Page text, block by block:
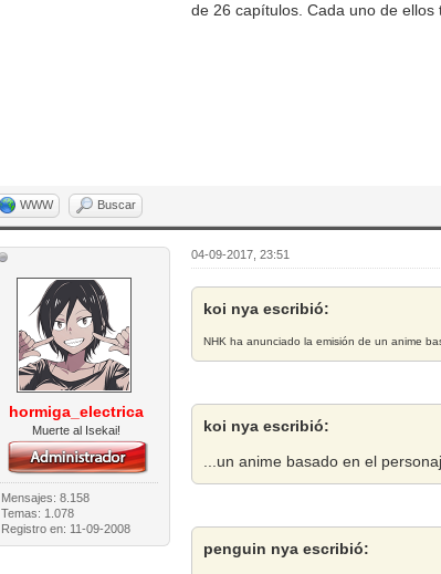
de 26 capítulos. Cada uno de
WWW Buscar
hormiga_electrica
Muerte al Isekai!
Mensajes: 8.158
Temas: 1.078
Registro en: 11-09-2008
04-09-2017, 23:51
koi nya escribió:
NHK ha anunciado la emisión de un anime
koi nya escribió:
...un anime basado en el
penguin nya escribió: